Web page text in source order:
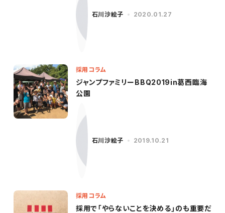
石川沙絵子 2020.01.27
採用コラム
ジャンプファミリーBBQ2019in葛西臨海
公園
石川沙絵子 2019.10.21
採用コラム
採用で「やらないことを決める」のも重要だ